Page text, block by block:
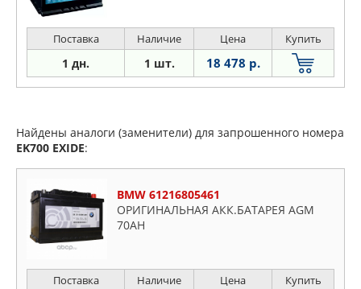
Поставка Наличие Цена Купить
1 дн. 1 шт. 18 478 р.
Найдены аналоги (заменители) для запрошенного номера
EK700 EXIDE:
BMW 61216805461
ОРИГИНАЛЬНАЯ АКК.БАТАРЕЯ AGM
70AH
Поставка Наличие Цена Купить